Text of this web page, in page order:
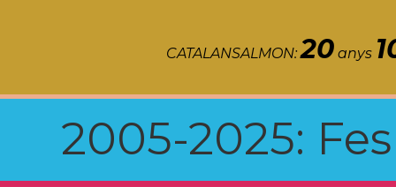
CATALANSALMON:20 anys
2005-2025: